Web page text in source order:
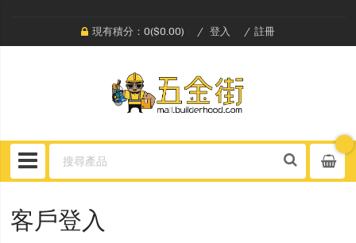
現有積分：0($0.00) 登入 註冊
客戶登入